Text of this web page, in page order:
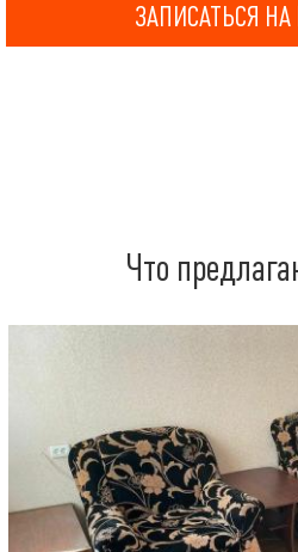
ЗАПИСАТЬСЯ
Что